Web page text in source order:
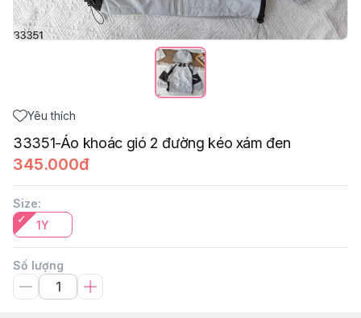
Yêu thích
33351-Áo khoác gió 2 đường kéo xám đen
345.000đ
Size:
1Y
Số lượng